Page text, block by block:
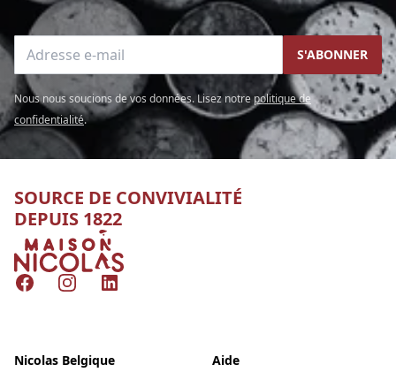
Adresse e-mail S'ABONNER
Nous nous soucions de vos données. Lisez notre politique de
confidentialité.
SOURCE DE CONVIVIALITÉ
DEPUIS 1822
Nicolas
FacebookInstagramLinkedIn
Nicolas Belgique Aide